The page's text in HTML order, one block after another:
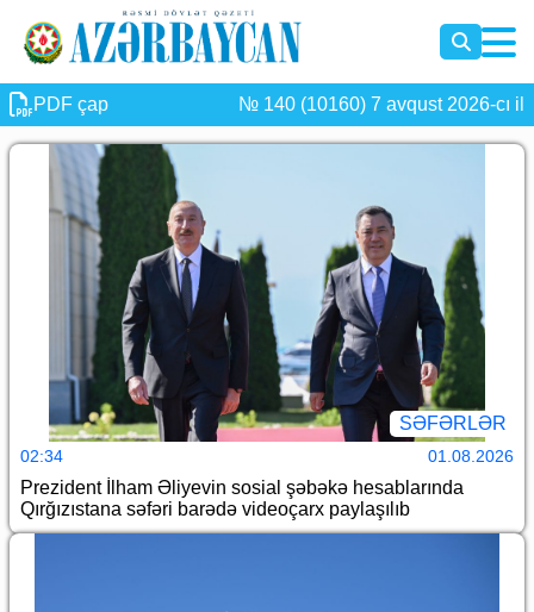
PDF çap № 140 (10160) 7 avqust 2026-cı il
SƏFƏRLƏR
02:34 01.08.2026
Prezident İlham Əliyevin sosial şəbəkə hesablarında
Qırğızıstana səfəri barədə videoçarx paylaşılıb